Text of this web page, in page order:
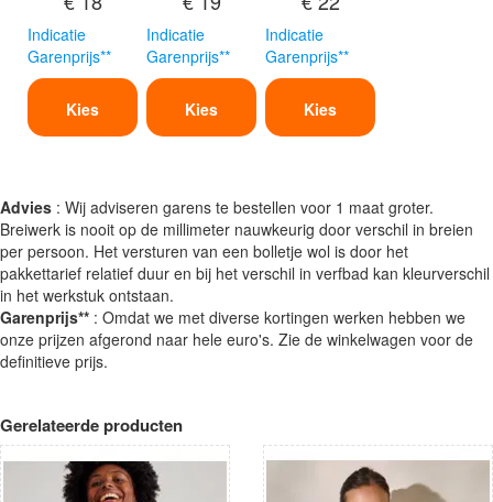
Indicatie
Garenprijs**
Kies
Indicatie
Garenprijs**
Kies
Indicatie
Garenprijs**
Kies
Advies : Wij adviseren garens te bestellen voor 1 maat groter.
Breiwerk is nooit op de millimeter nauwkeurig door verschil in breien
per persoon. Het versturen van een bolletje wol is door het
pakkettarief relatief duur en bij het verschil in verfbad kan kleurverschil
in het werkstuk ontstaan.
Garenprijs** : Omdat we met diverse kortingen werken hebben we
onze prijzen afgerond naar hele euro's. Zie de winkelwagen voor de
definitieve prijs.
Gerelateerde producten